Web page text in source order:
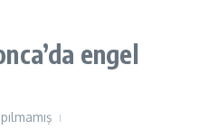
engel